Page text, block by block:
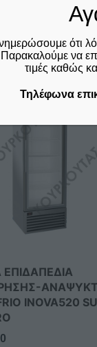
ΕΠΙΔΑΠΕΔΙΑ
INOVA520
ότι
να
τιμές καθώς
Τηλέφωνα